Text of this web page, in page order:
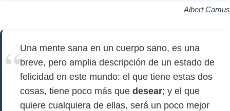
Albert Camus
Una mente sana en un cuerpo sano, es una
breve, pero amplia descripción de un estado de
felicidad en este mundo: el que tiene estas dos
cosas, tiene poco más que desear; y el que
quiere cualquiera de ellas, será un poco mejor